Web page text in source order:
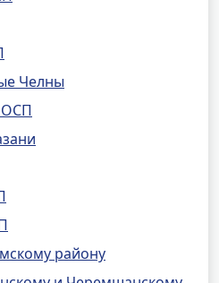
Челны
району